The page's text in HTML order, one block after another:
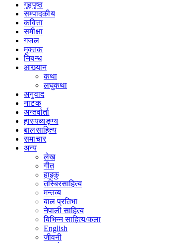
गृहपृष्‍ठ
सम्पादकीय
कविता
समीक्षा
गजल
मुक्तक
निबन्ध
आख्यान
कथा
लघुकथा
अनुवाद
नाटक
अन्तर्वार्ता
हास्यव्यङ्ग्य
बालसाहित्य
समाचार
अन्य
लेख
गीत
हाइकु
तस्बिरसाहित्य
मन्तव्य
बाल प्रतिभा
नेपाली साहित्य
बिभिन्न साहित्य/कला
English
जीवनी